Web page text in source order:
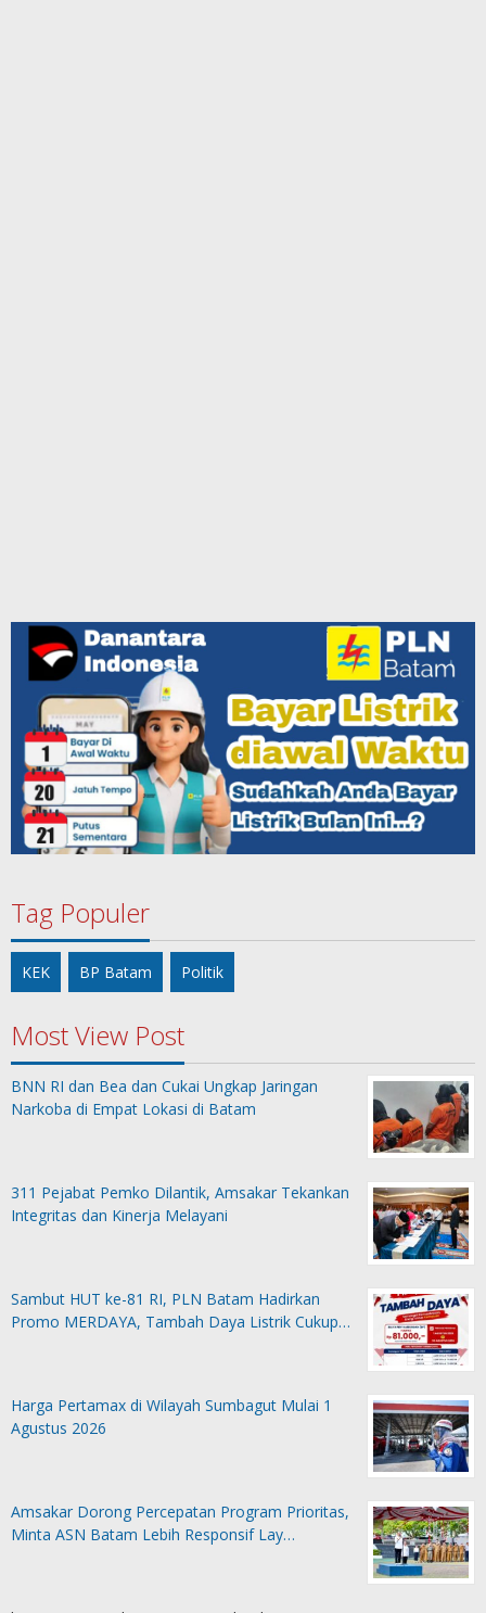
Tag Populer
KEK BP Batam Politik
Most View Post
BNN RI dan Bea dan Cukai Ungkap Jaringan
Narkoba di Empat Lokasi di Batam
311 Pejabat Pemko Dilantik, Amsakar Tekankan
Integritas dan Kinerja Melayani
Sambut HUT ke-81 RI, PLN Batam Hadirkan
Promo MERDAYA, Tambah Daya Listrik Cukup…
Harga Pertamax di Wilayah Sumbagut Mulai 1
Agustus 2026
Amsakar Dorong Percepatan Program Prioritas,
Minta ASN Batam Lebih Responsif Lay…